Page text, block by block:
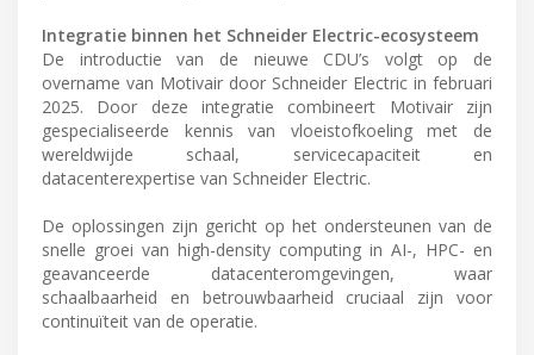
Integratie binnen het Schneider Electric-ecosysteem
De introductie van de nieuwe CDU’s volgt op de
overname van Motivair door Schneider Electric in februari
2025. Door deze integratie combineert Motivair zijn
gespecialiseerde kennis van vloeistofkoeling met de
wereldwijde schaal, servicecapaciteit en
datacenterexpertise van Schneider Electric.
De oplossingen zijn gericht op het ondersteunen van de
snelle groei van high-density computing in AI-, HPC- en
geavanceerde datacenteromgevingen, waar
schaalbaarheid en betrouwbaarheid cruciaal zijn voor
continuïteit van de operatie.